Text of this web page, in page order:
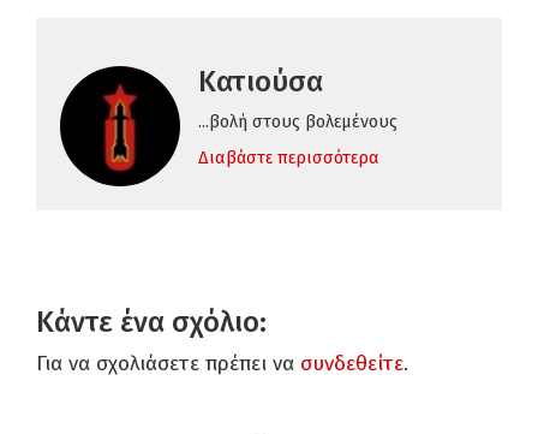
Κατιούσα
...βολή στους βολεμένους
Διαβάστε περισσότερα
Κάντε ένα σχόλιο:
Για να σχολιάσετε πρέπει να συνδεθείτε.